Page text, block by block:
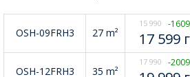
OSH-09FRH3 27 m²
15 990 -
17 599
OSH-12FRH3 35 m²
17 990 -